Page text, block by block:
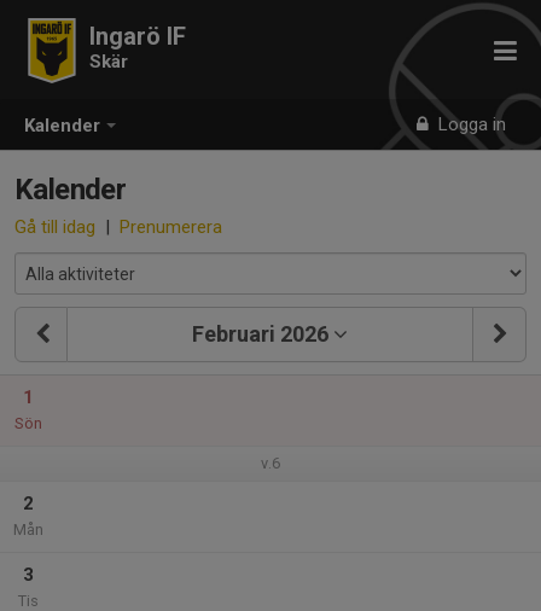
Kalender Logga in
Ingarö IF
Skär
Kalender
Gå till idag | Prenumerera
Februari 2026
1
Sön
v.6
2
Mån
3
Tis